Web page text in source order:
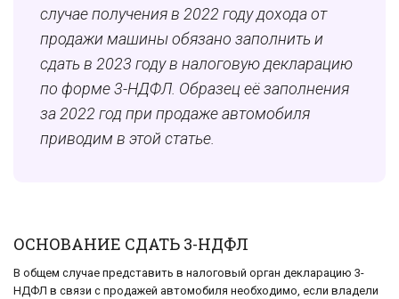
случае получения в 2022 году дохода от
продажи машины обязано заполнить и
сдать в 2023 году в налоговую декларацию
по форме 3-НДФЛ. Образец её заполнения
за 2022 год при продаже автомобиля
приводим в этой статье.
ОСНОВАНИЕ СДАТЬ 3-НДФЛ
В общем случае представить в налоговый орган декларацию 3-
НДФЛ в связи с продажей автомобиля необходимо, если владели